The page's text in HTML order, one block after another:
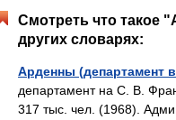
Смотреть что такое
других словарях:
Арденны (департамент
департамент на С. В.
317 тыс. чел. (1968).